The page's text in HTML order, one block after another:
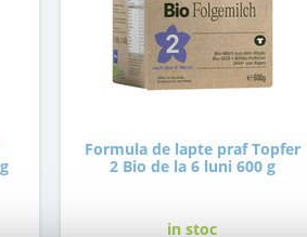
Formula de lapte praf Topfer
2 Bio de la 6 luni 600 g
in stoc